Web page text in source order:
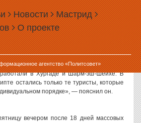
Новости Мастрид
О проекте
агентство «Политсовет»
которые находились на курортах
Россию, заявил РИА «Новости» пресс-
Олег Мосеев.
последний рейс, на котором
Закончили свою работу представители
работали в Хургаде и Шарм-эш-Шейхе. В
остались только те туристы, которые
порядке», — пояснил он.
вечером после 18 дней массовых